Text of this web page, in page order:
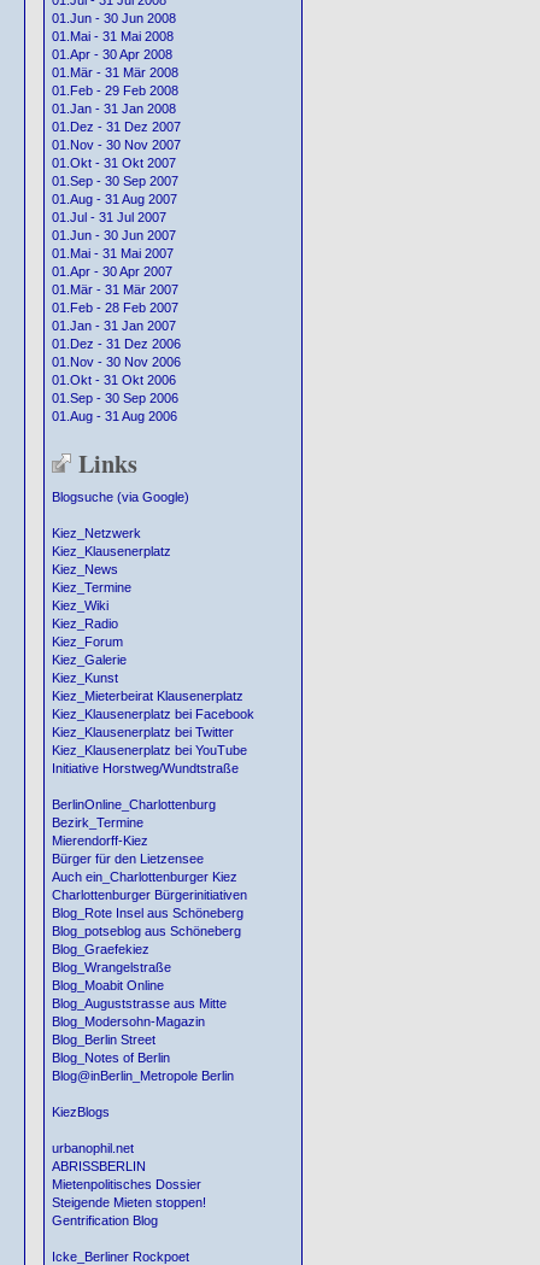
01.Jun - 30 Jun 2008
01.Mai - 31 Mai 2008
01.Apr - 30 Apr 2008
01.Mär - 31 Mär 2008
01.Feb - 29 Feb 2008
01.Jan - 31 Jan 2008
01.Dez - 31 Dez 2007
01.Nov - 30 Nov 2007
01.Okt - 31 Okt 2007
01.Sep - 30 Sep 2007
01.Aug - 31 Aug 2007
01.Jul - 31 Jul 2007
01.Jun - 30 Jun 2007
01.Mai - 31 Mai 2007
01.Apr - 30 Apr 2007
01.Mär - 31 Mär 2007
01.Feb - 28 Feb 2007
01.Jan - 31 Jan 2007
01.Dez - 31 Dez 2006
01.Nov - 30 Nov 2006
01.Okt - 31 Okt 2006
01.Sep - 30 Sep 2006
01.Aug - 31 Aug 2006
Links
Blogsuche (via Google)
Kiez_Netzwerk
Kiez_Klausenerplatz
Kiez_News
Kiez_Termine
Kiez_Wiki
Kiez_Radio
Kiez_Forum
Kiez_Galerie
Kiez_Kunst
Kiez_Mieterbeirat Klausenerplatz
Kiez_Klausenerplatz bei Facebook
Kiez_Klausenerplatz bei Twitter
Kiez_Klausenerplatz bei YouTube
Initiative Horstweg/Wundtstraße
BerlinOnline_Charlottenburg
Bezirk_Termine
Mierendorff-Kiez
Bürger für den Lietzensee
Auch ein_Charlottenburger Kiez
Charlottenburger Bürgerinitiativen
Blog_Rote Insel aus Schöneberg
Blog_potseblog aus Schöneberg
Blog_Graefekiez
Blog_Wrangelstraße
Blog_Moabit Online
Blog_Auguststrasse aus Mitte
Blog_Modersohn-Magazin
Blog_Berlin Street
Blog_Notes of Berlin
Blog@inBerlin_Metropole Berlin
KiezBlogs
urbanophil.net
ABRISSBERLIN
Mietenpolitisches Dossier
Steigende Mieten stoppen!
Gentrification Blog
Icke_Berliner Rockpoet